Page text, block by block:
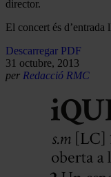
director.
El concert és d’entrada
Descarregar PDF
31 octubre, 2013
per Redacció RMC